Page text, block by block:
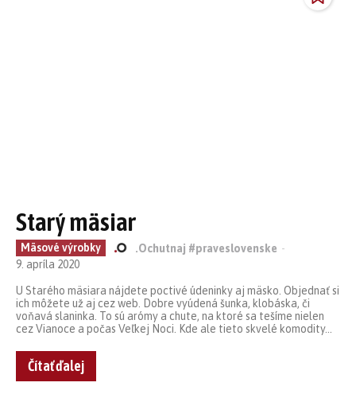
Starý mäsiar
Mäsové výrobky .Ochutnaj #praveslovenske -
9. apríla 2020
U Starého mäsiara nájdete poctivé údeninky aj mäsko. Objednať si
ich môžete už aj cez web. Dobre vyúdená šunka, klobáska, či
voňavá slaninka. To sú arómy a chute, na ktoré sa tešíme nielen
cez Vianoce a počas Veľkej Noci. Kde ale tieto skvelé komodity...
Čítať ďalej